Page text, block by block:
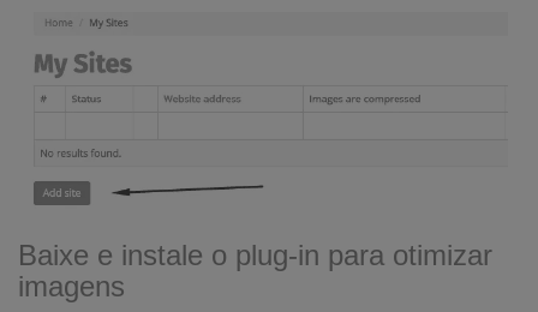
Baixe e instale o plug-in para otimizar
imagens